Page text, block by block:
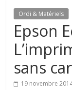
belge
connecté
Ordi & Matériels
Epson
sans
19 novembre